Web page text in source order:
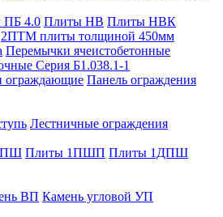
ПБ 4.0 Плиты НВ Плиты НВК
2ПТМ плиты толщиной 450мм
Перемычки ячеистобетонные
Серия Б1.038.1-1
ограждающие Панель ограждения
Лестничные ограждения
Плиты 1ПШП Плиты 1ДПШ
ВП Камень угловой УП